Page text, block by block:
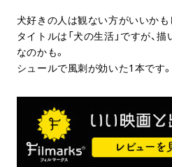
犬好きの人は観ない方がいいかもし
タイトルは「犬の生活」ですが、
なのかも。
シュールで風刺が効いた1本です。